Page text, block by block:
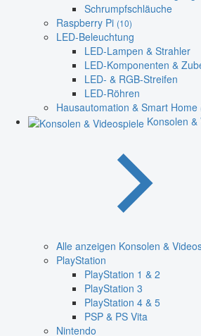
Schrumpfschläuche
Raspberry Pi (10)
LED-Beleuchtung
LED-Lampen & Strahler
LED-Komponenten &
LED- & RGB-Streifen
LED-Röhren
Hausautomation & Smart Home
Konsolen
Alle anzeigen Konsolen &
PlayStation
PlayStation 1 & 2
PlayStation 3
PlayStation 4 & 5
PSP & PS Vita
Nintendo